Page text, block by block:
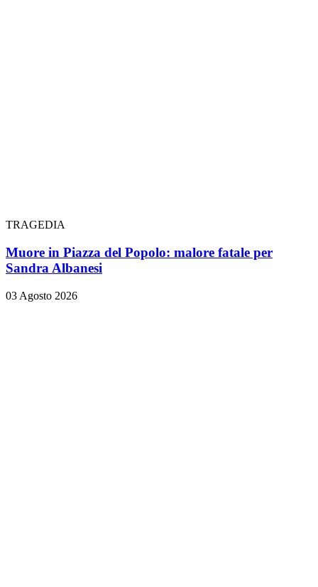
TRAGEDIA
Muore in Piazza del Popolo: malore fatale per
Sandra Albanesi
03 Agosto 2026